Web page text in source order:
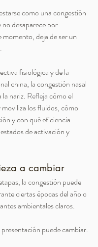
como una congestión
desaparece por
deja de ser un
fisiológica y de la
china, la congestión nasal
la nariz. Refleja cómo el
los fluidos, cómo
y con qué eficiencia
de activación y
a cambiar
la congestión puede
ciertas épocas del año o
ambientales claros.
puede cambiar.